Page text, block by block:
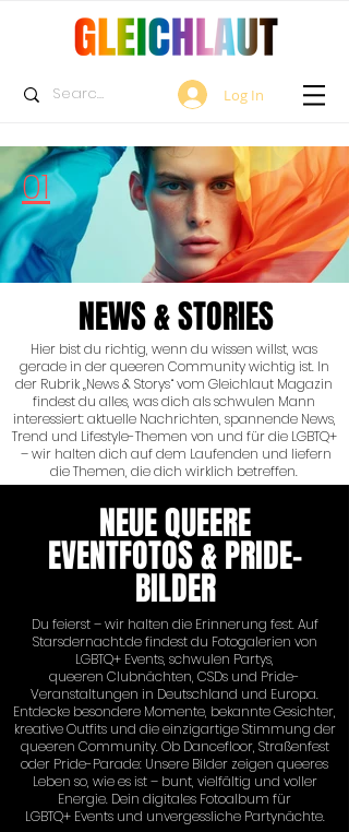
Log In
01
NEWS & STORIES
Hier bist du richtig, wenn du wissen willst, was
gerade in der queeren Community wichtig ist. In
der Rubrik „News & Storys“ vom Gleichlaut Magazin
findest du alles, was dich als schwulen Mann
interessiert: aktuelle Nachrichten, spannende News,
Trend und Lifestyle-Themen von und für die LGBTQ+
– wir halten dich auf dem Laufenden und liefern
die Themen, die dich wirklich betreffen.
NEUE QUEERE
EVENTFOTOS & PRIDE-
BILDER
Du feierst – wir halten die Erinnerung fest. Auf
Starsdernacht.de findest du Fotogalerien von
LGBTQ+ Events, schwulen Partys,
queeren Clubnächten, CSDs und Pride-
Veranstaltungen in Deutschland und Europa.
Entdecke besondere Momente, bekannte Gesichter,
kreative Outfits und die einzigartige Stimmung der
queeren Community. Ob Dancefloor, Straßenfest
oder Pride-Parade: Unsere Bilder zeigen queeres
Leben so, wie es ist – bunt, vielfältig und voller
Energie. Dein digitales Fotoalbum für
LGBTQ+ Events und unvergessliche Partynächte.